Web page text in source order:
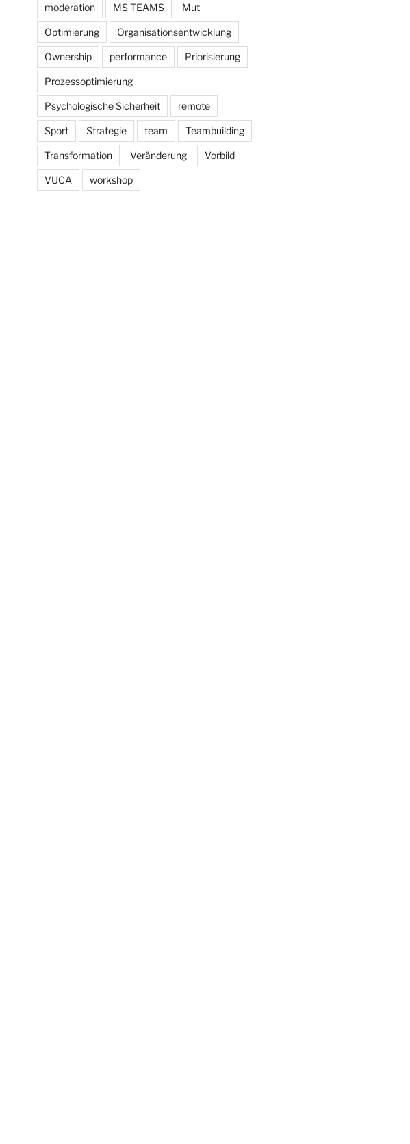
moderation MS TEAMS Mut
Optimierung Organisationsentwicklung
Ownership performance Priorisierung
Prozessoptimierung
Psychologische Sicherheit remote
Sport Strategie team Teambuilding
Transformation Veränderung Vorbild
VUCA workshop